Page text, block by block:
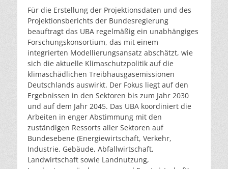
Für die Erstellung der Projektionsdaten und des
Projektionsberichts der Bundesregierung
beauftragt das UBA regelmäßig ein unabhängiges
Forschungskonsortium, das mit einem
integrierten Modellierungsansatz abschätzt, wie
sich die aktuelle Klimaschutzpolitik auf die
klimaschädlichen Treibhausgasemissionen
Deutschlands auswirkt. Der Fokus liegt auf den
Ergebnissen in den Sektoren bis zum Jahr 2030
und auf dem Jahr 2045. Das UBA koordiniert die
Arbeiten in enger Abstimmung mit den
zuständigen Ressorts aller Sektoren auf
Bundesebene (Energiewirtschaft, Verkehr,
Industrie, Gebäude, Abfallwirtschaft,
Landwirtschaft sowie Landnutzung,